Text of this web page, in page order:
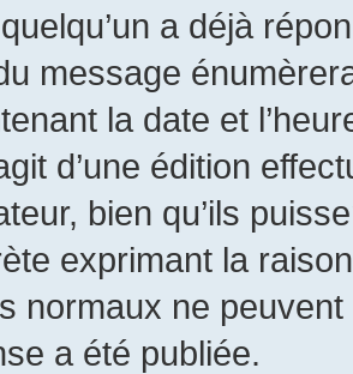
a déjà
message
la date et
d’une édition
bien qu’ils
exprimant la
normaux ne
a été publiée.